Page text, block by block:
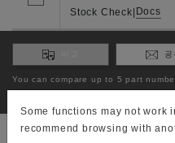
Some functions may not work
recommend browsing with
Stock Check| Docs
공
You can compare up to 5 part